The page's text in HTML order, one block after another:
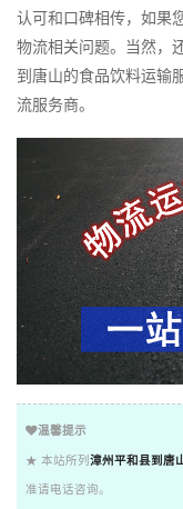
认可和口碑相传，如果
物流相关问题。当然，
到唐山的食品饮料运输
流服务商。
温馨提示
★ 本站所列 漳州平和县到唐
准请电话咨询。